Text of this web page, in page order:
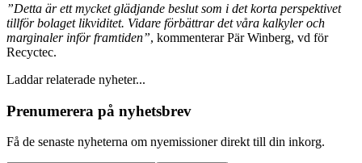
”Detta är ett mycket glädjande beslut som i det korta perspektivet
tillför bolaget likviditet. Vidare förbättrar det våra kalkyler och
marginaler inför framtiden”, kommenterar Pär Winberg, vd för
Recyctec.
Laddar relaterade nyheter...
Prenumerera på nyhetsbrev
Få de senaste nyheterna om nyemissioner direkt till din inkorg.